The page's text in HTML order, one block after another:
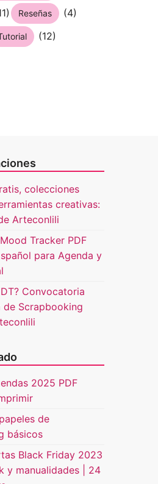
Reseñas (4)
(12)
colecciones
creativas:
Arteconlili
Tracker PDF
para Agenda y
Convocatoria
de Scrapbooking
2025 PDF
de
básicos
Black Friday 2023
y manualidades | 24